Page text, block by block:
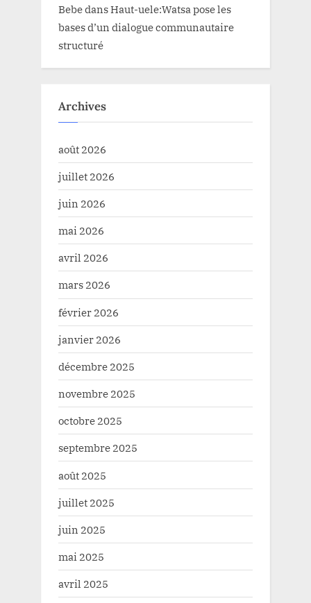
BebedansHaut-uele:Watsa pose les
bases d’un dialogue communautaire
structuré
Archives
août 2026
juillet 2026
juin 2026
mai 2026
avril 2026
mars 2026
février 2026
janvier 2026
décembre 2025
novembre 2025
octobre 2025
septembre 2025
août 2025
juillet 2025
juin 2025
mai 2025
avril 2025